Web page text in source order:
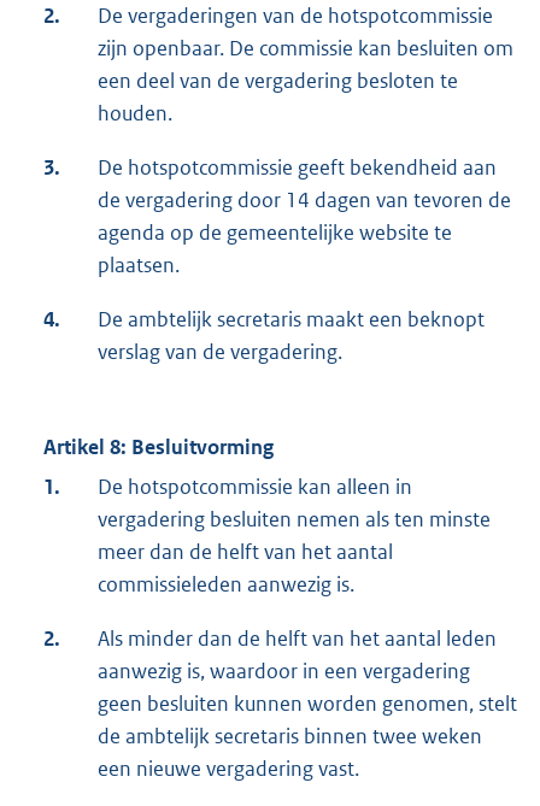
2.
De vergaderingen van de hotspotcommissie
zijn openbaar. De commissie kan besluiten om
een deel van de vergadering besloten te
houden.
3.
De hotspotcommissie geeft bekendheid aan
de vergadering door 14 dagen van tevoren de
agenda op de gemeentelijke website te
plaatsen.
4.
De ambtelijk secretaris maakt een beknopt
verslag van de vergadering.
Artikel 8: Besluitvorming
1.
De hotspotcommissie kan alleen in
vergadering besluiten nemen als ten minste
meer dan de helft van het aantal
commissieleden aanwezig is.
2.
Als minder dan de helft van het aantal leden
aanwezig is, waardoor in een vergadering
geen besluiten kunnen worden genomen, stelt
de ambtelijk secretaris binnen twee weken
een nieuwe vergadering vast.